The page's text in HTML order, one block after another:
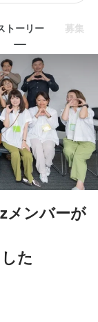
トーリー 募集
メンバーが
た